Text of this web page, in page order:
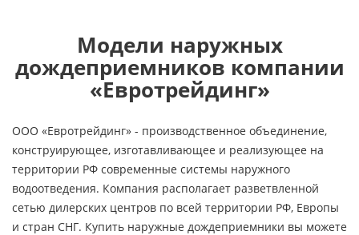
Модели наружных
дождеприемников компании
«Евротрейдинг»
ООО «Евротрейдинг» - производственное объединение,
конструирующее, изготавливающее и реализующее на
территории РФ современные системы наружного
водоотведения. Компания располагает разветвленной
сетью дилерских центров по всей территории РФ, Европы
и стран СНГ. Купить наружные дождеприемники вы можете